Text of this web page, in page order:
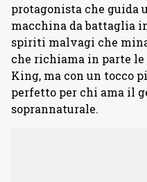
protagonista che guida
macchina da battaglia
spiriti malvagi che
che richiama in parte
King, ma con un tocco
perfetto per chi ama il
soprannaturale.